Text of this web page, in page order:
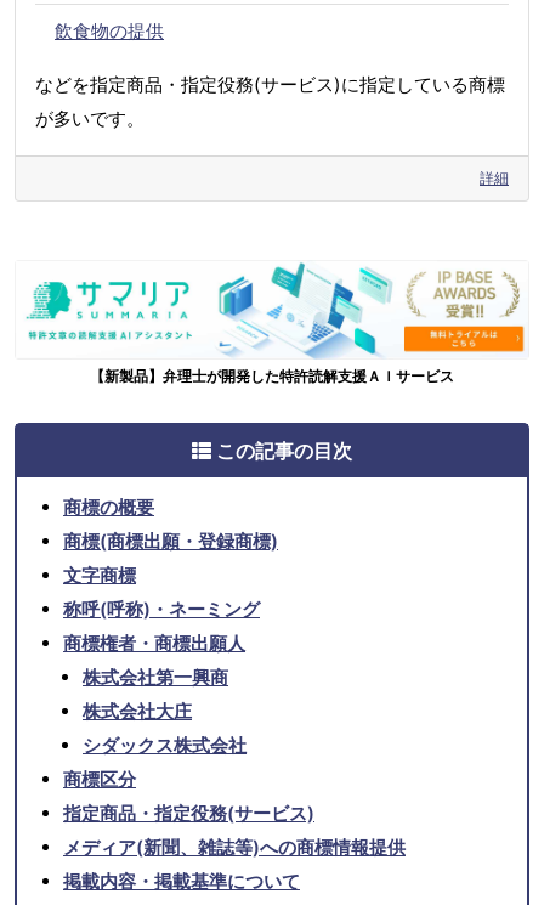
飲食物の提供
などを指定商品・指定役務(サービス)に指定している商標
が多いです。
詳細
【新製品】弁理士が開発した特許読解支援ＡＩサービス
この記事の目次
商標の概要
商標(商標出願・登録商標)
文字商標
称呼(呼称)・ネーミング
商標権者・商標出願人
株式会社第一興商
株式会社大庄
シダックス株式会社
商標区分
指定商品・指定役務(サービス)
メディア(新聞、雑誌等)への商標情報提供
掲載内容・掲載基準について